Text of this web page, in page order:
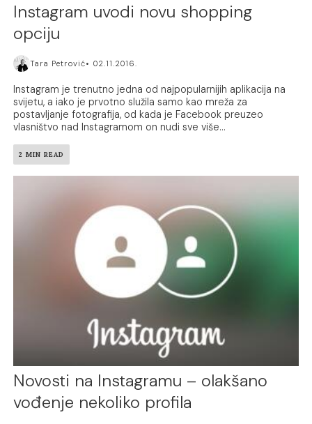
Instagram uvodi novu shopping
opciju
Tara Petrović 02.11.2016.
Instagram je trenutno jedna od najpopularnijih aplikacija na
svijetu, a iako je prvotno služila samo kao mreža za
postavljanje fotografija, od kada je Facebook preuzeo
vlasništvo nad Instagramom on nudi sve više...
2 MIN READ
Novosti na Instagramu – olakšano
vođenje nekoliko profila